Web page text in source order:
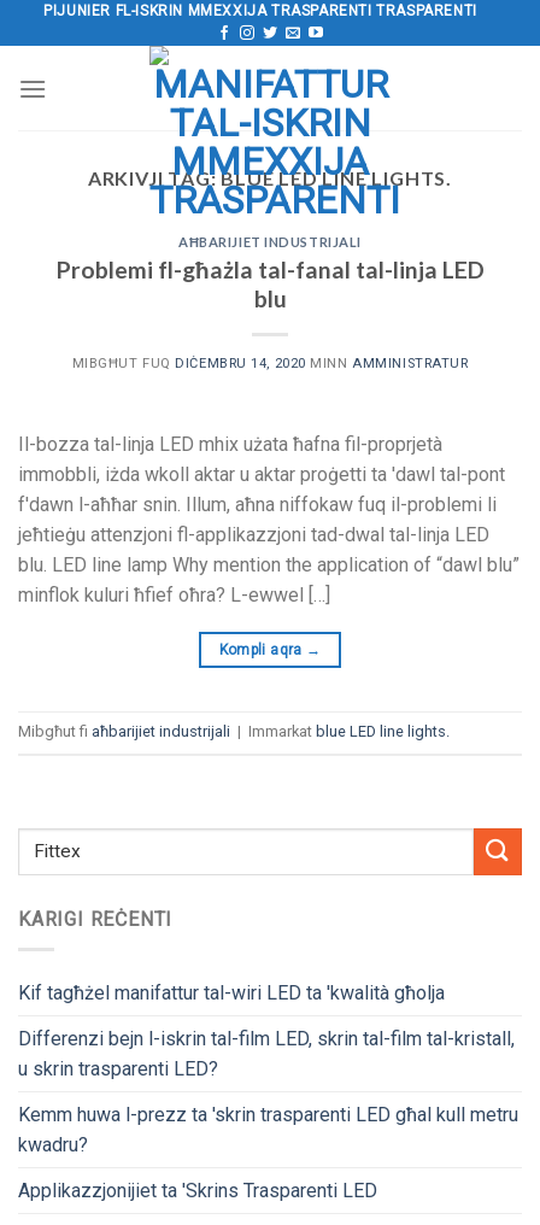
Aqbeż
għall-
PIJUNIER FL-ISKRIN MMEXXIJA TRASPARENTI TRASPARENTI
ARKIVJI TAG:BLUE LED LINE LIGHTS.
KARIGI REĊENTI
Kif tagħżel manifattur tal-wiri LED ta 'kwalità għolja
Differenzi bejn l-iskrin tal-film LED, skrin tal-film tal-kristall,
u skrin trasparenti LED?
Kemm huwa l-prezz ta 'skrin trasparenti LED għal kull metru
kwadru?
Applikazzjonijiet ta 'Skrins Trasparenti LED
AĦBARIJIET INDUSTRIJALI
Problemi fl-għażla tal-fanal tal-linja LED
blu
MIBGĦUT FUQ DIĊEMBRU 14, 2020 MINNAMMINISTRATUR
Il-bozza tal-linja LED mhix użata ħafna fil-proprjetà
immobbli, iżda wkoll aktar u aktar proġetti ta 'dawl tal-pont
f'dawn l-aħħar snin. Illum, aħna niffokaw fuq il-problemi li
jeħtieġu attenzjoni fl-applikazzjoni tad-dwal tal-linja LED
blu. LED line lamp Why mention the application of “dawl blu”
minflok kuluri ħfief oħra? L-ewwel […]
Kompli aqra →
Mibgħut fi aħbarijiet industrijali | Immarkat blue LED line lights.